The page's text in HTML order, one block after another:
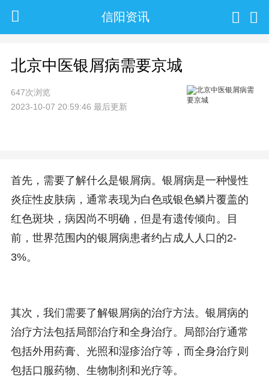
信阳资讯
北京中医银屑病需要京城
647次浏览
2023-10-07 20:59:46 最后更新
首先，需要了解什么是银屑病。银屑病是一种慢性
炎症性皮肤病，通常表现为白色或银色鳞片覆盖的
红色斑块，病因尚不明确，但是有遗传倾向。目
前，世界范围内的银屑病患者约占成人人口的2-
3%。
其次，我们需要了解银屑病的治疗方法。银屑病的
治疗方法包括局部治疗和全身治疗。局部治疗通常
包括外用药膏、光照和湿疹治疗等，而全身治疗则
包括口服药物、生物制剂和光疗等。